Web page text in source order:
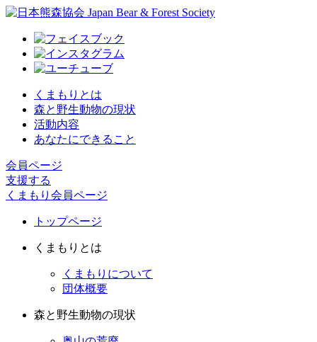
くまもりとは
森と野生動物の現状
活動内容
あなたにできること
会員ページ
支援する
くまもり会員ページ
トップページ
くまもりとは
くまもりについて
団体概要
森と野生動物の現状